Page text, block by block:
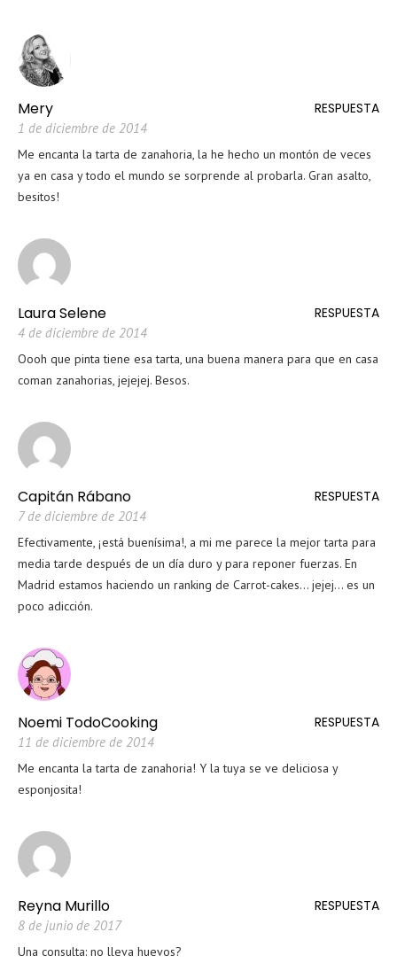
RESPUESTA
Mery
1 de diciembre de 2014
Me encanta la tarta de zanahoria, la he hecho un montón de veces
ya en casa y todo el mundo se sorprende al probarla. Gran asalto,
besitos!
RESPUESTA
Laura Selene
4 de diciembre de 2014
Oooh que pinta tiene esa tarta, una buena manera para que en casa
coman zanahorias, jejejej. Besos.
RESPUESTA
Capitán Rábano
7 de diciembre de 2014
Efectivamente, ¡está buenísima!, a mi me parece la mejor tarta para
media tarde después de un día duro y para reponer fuerzas. En
Madrid estamos haciendo un ranking de Carrot-cakes… jejej… es un
poco adicción.
RESPUESTA
Noemi TodoCooking
11 de diciembre de 2014
Me encanta la tarta de zanahoria! Y la tuya se ve deliciosa y
esponjosita!
RESPUESTA
Reyna Murillo
8 de junio de 2017
Una consulta: no lleva huevos?